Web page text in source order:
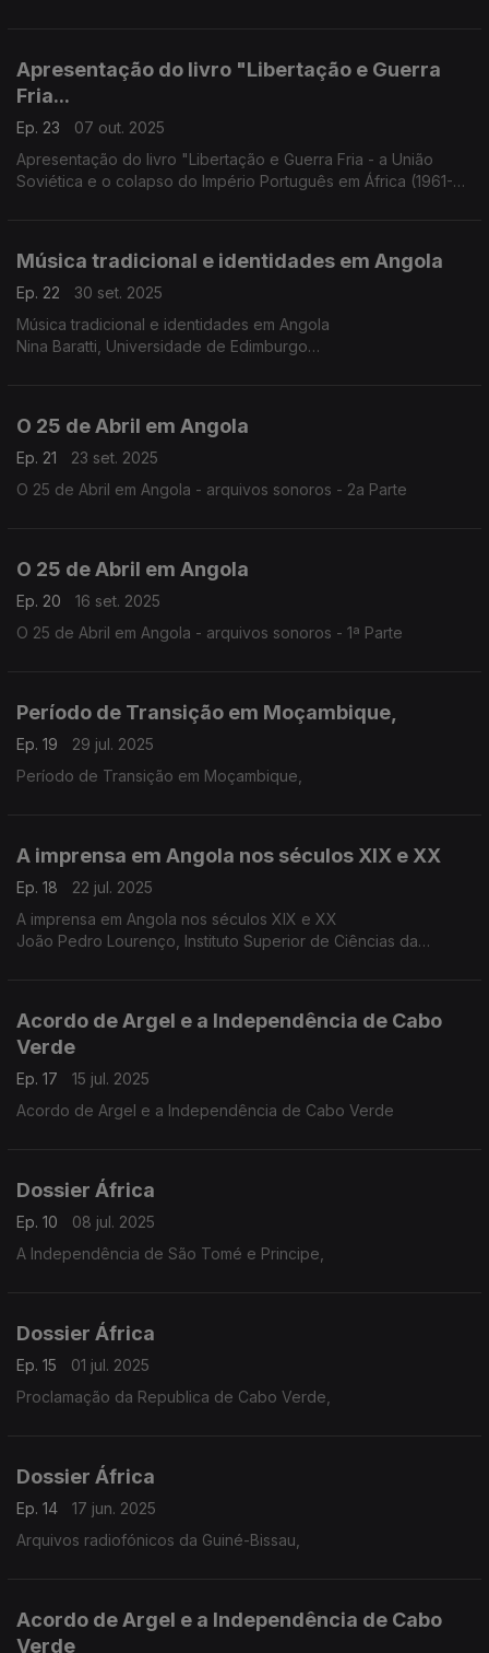
Apresentação do livro "Libertação e Guerra
Fria...
Ep. 23
07 out. 2025
Apresentação do livro "Libertação e Guerra Fria - a União
Soviética e o colapso do Império Português em África (1961-
Música tradicional e identidades em Angola
Ep. 22
30 set. 2025
Música tradicional e identidades em Angola
Nina Baratti, Universidade de Edimburgo
O 25 de Abril em Angola
Ep. 21
23 set. 2025
O 25 de Abril em Angola - arquivos sonoros - 2a Parte
O 25 de Abril em Angola
Ep. 20
16 set. 2025
O 25 de Abril em Angola - arquivos sonoros - 1ª Parte
Período de Transição em Moçambique,
Ep. 19
29 jul. 2025
Período de Transição em Moçambique,
A imprensa em Angola nos séculos XIX e XX
Ep. 18
22 jul. 2025
A imprensa em Angola nos séculos XIX e XX
João Pedro Lourenço, Instituto Superior de Ciências da
Acordo de Argel e a Independência de Cabo
Verde
Ep. 17
15 jul. 2025
Acordo de Argel e a Independência de Cabo Verde
Dossier África
Ep. 10
08 jul. 2025
A Independência de São Tomé e Principe,
Dossier África
Ep. 15
01 jul. 2025
Proclamação da Republica de Cabo Verde,
Dossier África
Ep. 14
17 jun. 2025
Arquivos radiofónicos da Guiné-Bissau,
Acordo de Argel e a Independência de Cabo
Verde